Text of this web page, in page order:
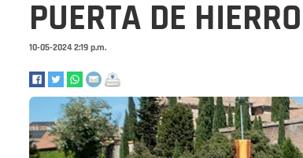
PUERTA DE HIERRO
10-05-2024 2:19 p.m.